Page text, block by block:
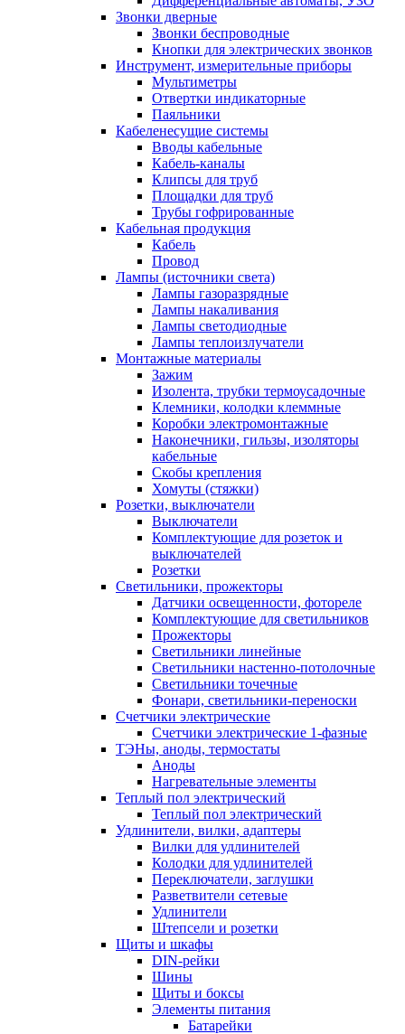
Звонки дверные
Звонки беспроводные
Кнопки для электрических звонков
Инструмент, измерительные приборы
Мультиметры
Отвертки индикаторные
Паяльники
Кабеленесущие системы
Вводы кабельные
Кабель-каналы
Клипсы для труб
Площадки для труб
Трубы гофрированные
Кабельная продукция
Кабель
Провод
Лампы (источники света)
Лампы газоразрядные
Лампы накаливания
Лампы светодиодные
Лампы теплоизлучатели
Монтажные материалы
Зажим
Изолента, трубки термоусадочные
Клемники, колодки клеммные
Коробки электромонтажные
Наконечники, гильзы, изоляторы
кабельные
Скобы крепления
Хомуты (стяжки)
Розетки, выключатели
Выключатели
Комплектующие для розеток и
выключателей
Розетки
Светильники, прожекторы
Датчики освещенности, фотореле
Комплектующие для светильников
Прожекторы
Светильники линейные
Светильники настенно-потолочные
Светильники точечные
Фонари, светильники-переноски
Счетчики электрические
Счетчики электрические 1-фазные
ТЭНы, аноды, термостаты
Аноды
Нагревательные элементы
Теплый пол электрический
Теплый пол электрический
Удлинители, вилки, адаптеры
Вилки для удлинителей
Колодки для удлинителей
Переключатели, заглушки
Разветвители сетевые
Удлинители
Штепсели и розетки
Щиты и шкафы
DIN-рейки
Шины
Щиты и боксы
Элементы питания
Батарейки